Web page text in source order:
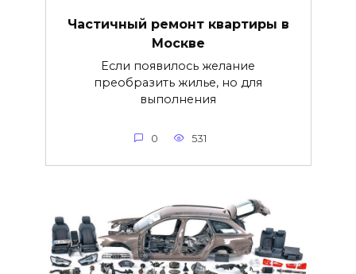
Частичный ремонт квартиры в
Москве
Если появилось желание
преобразить жилье, но для
выполнения
0 531